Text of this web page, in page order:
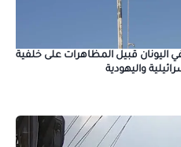
في اليونان قبيل المظاهرات على خلفية
واليهودية